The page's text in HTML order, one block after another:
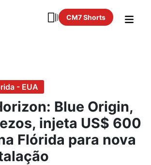
CM7 Shorts
- EUA
Blue Origin,
injeta US$ 600
Flórida para nova